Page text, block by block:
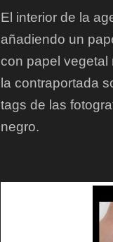
El interior de la
añadiendo un
con papel vegetal
la contraportada
tags de las
negro.